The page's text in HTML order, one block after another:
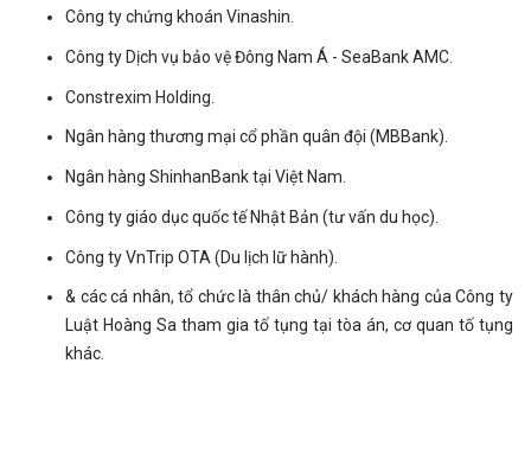
Công ty chứng khoán Vinashin.
Công ty Dịch vụ bảo vệ Đông Nam Á - SeaBank AMC.
Constrexim Holding.
Ngân hàng thương mại cổ phần quân đội (MBBank).
Ngân hàng ShinhanBank tại Việt Nam.
Công ty giáo dục quốc tế Nhật Bản (tư vấn du học).
Công ty VnTrip OTA (Du lịch lữ hành).
& các cá nhân, tổ chức là thân chủ/ khách hàng của Công ty
Luật Hoàng Sa tham gia tố tụng tại tòa án, cơ quan tố tụng
khác.